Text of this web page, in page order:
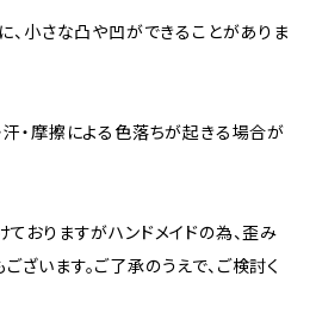
に、小さな凸や凹ができることがありま
汗・摩擦による色落ちが起きる場合が
ておりますがハンドメイドの為、歪み
ざいます。ご了承のうえで、ご検討く